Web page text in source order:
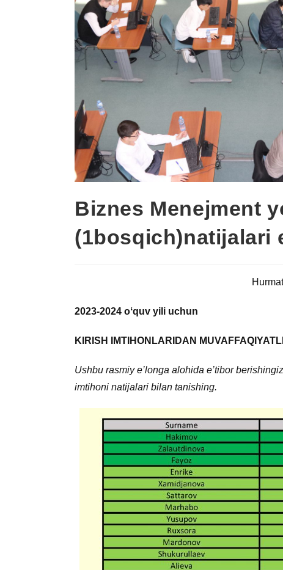
Biznes Menejment
(1bosqich)natijalari
2023-2024 oʻquv yili uchun
KIRISH IMTIHONLARIDAN
Ushbu rasmiy e’longa alohida e’tibor
imtihoni natijalari bilan tanishing.